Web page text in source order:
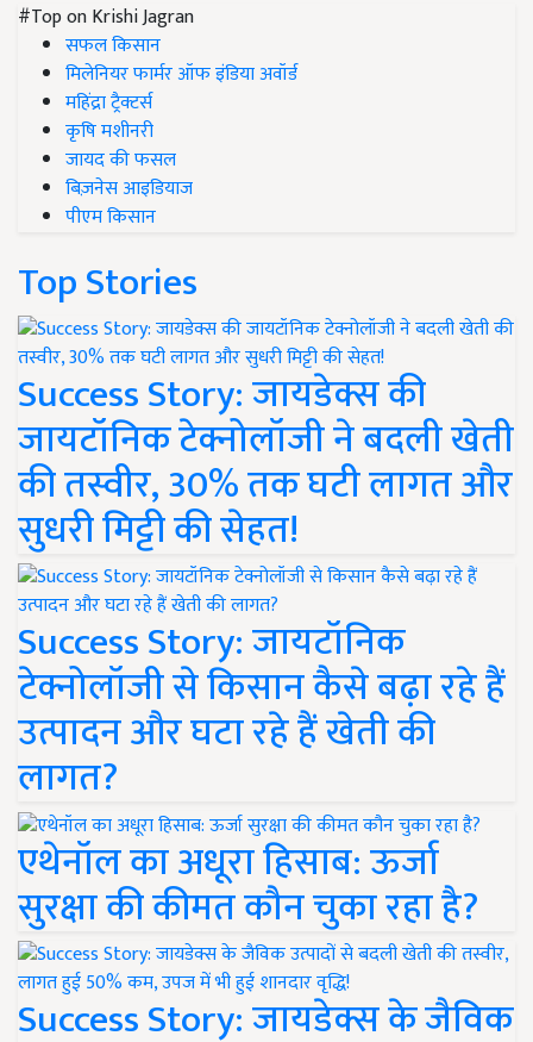
#Top on Krishi Jagran
सफल किसान
मिलेनियर फार्मर ऑफ इंडिया अवॉर्ड
महिंद्रा ट्रैक्टर्स
कृषि मशीनरी
जायद की फसल
बिज़नेस आइडियाज
पीएम किसान
Top Stories
Success Story: जायडेक्स की
जायटॉनिक टेक्नोलॉजी ने बदली खेती
की तस्वीर, 30% तक घटी लागत और
सुधरी मिट्टी की सेहत!
Success Story: जायटॉनिक
टेक्नोलॉजी से किसान कैसे बढ़ा रहे हैं
उत्पादन और घटा रहे हैं खेती की
लागत?
एथेनॉल का अधूरा हिसाब: ऊर्जा
सुरक्षा की कीमत कौन चुका रहा है?
Success Story: जायडेक्स के जैविक